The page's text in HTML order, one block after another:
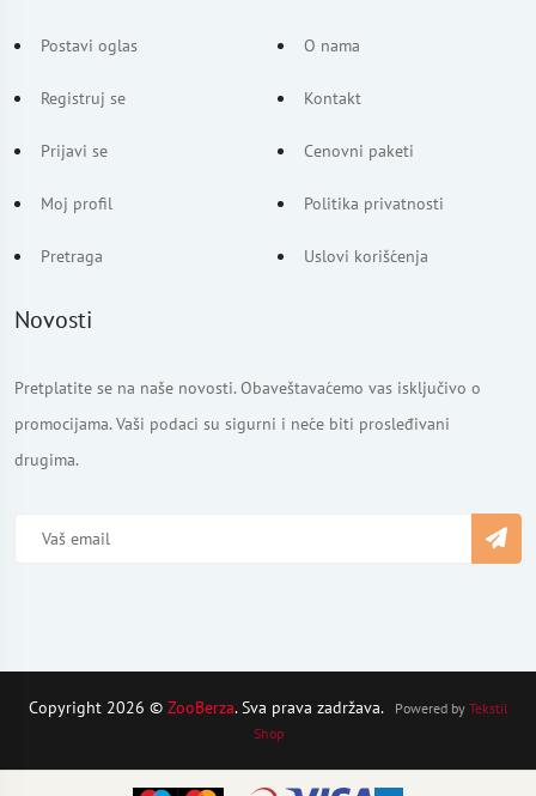
Postavi oglas
Registruj se
Prijavi se
Moj profil
Pretraga
O nama
Kontakt
Cenovni paketi
Politika privatnosti
Uslovi korišćenja
Novosti
Pretplatite se na naše novosti. Obaveštavaćemo vas isključivo o
promocijama. Vaši podaci su sigurni i neće biti prosleđivani
drugima.
Copyright 2026 © ZooBerza. Sva prava zadržava. Powered by Tekstil
Shop